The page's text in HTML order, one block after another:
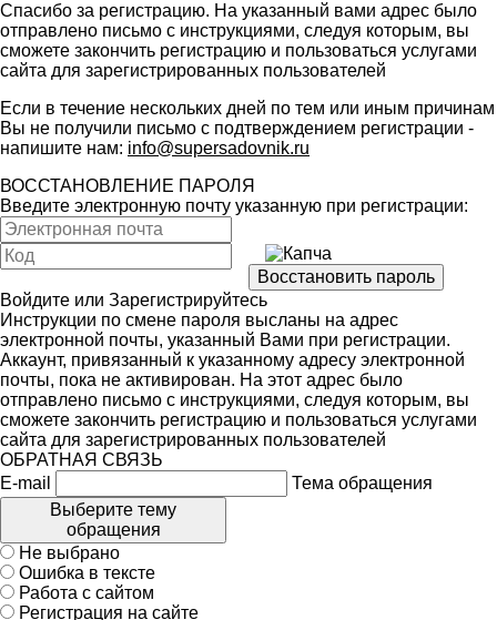
Спасибо за регистрацию. На указанный вами адрес было
отправлено письмо с инструкциями, следуя которым, вы
сможете закончить регистрацию и пользоваться услугами
сайта для зарегистрированных пользователей
Если в течение нескольких дней по тем или иным причинам
Вы не получили письмо с подтверждением регистрации -
напишите нам: info@supersadovnik.ru
ВОССТАНОВЛЕНИЕ ПАРОЛЯ
Введите электронную почту указанную при регистрации:
Войдите или Зарегистрируйтесь
Инструкции по смене пароля высланы на адрес
электронной почты, указанный Вами при регистрации.
Аккаунт, привязанный к указанному адресу электронной
почты, пока не активирован. На этот адрес было
отправлено письмо с инструкциями, следуя которым, вы
сможете закончить регистрацию и пользоваться услугами
сайта для зарегистрированных пользователей
ОБРАТНАЯ СВЯЗЬ
E-mail
Тема обращения
Выберите тему
обращения
Не выбрано
Ошибка в тексте
Работа с сайтом
Регистрация на сайте